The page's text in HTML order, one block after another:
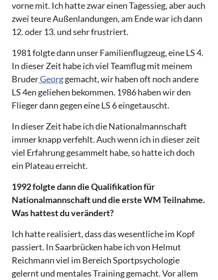
vorne mit. Ich hatte zwar einen Tagessieg, aber auch
zwei teure Außenlandungen, am Ende war ich dann
12. oder 13. und sehr frustriert.
1981 folgte dann unser Familienflugzeug, eine LS 4.
In dieser Zeit habe ich viel Teamflug mit meinem
BruderGeorggemacht, wir haben oft noch andere
LS 4en geliehen bekommen. 1986 haben wir den
Flieger dann gegen eine LS 6 eingetauscht.
In dieser Zeit habe ich die Nationalmannschaft
immer knapp verfehlt. Auch wenn ich in dieser zeit
viel Erfahrung gesammelt habe, so hatte ich doch
ein Plateau erreicht.
1992 folgte dann die Qualifikation für
Nationalmannschaft und die erste WM Teilnahme.
Was hattest du verändert?
Ich hatte realisiert, dass das wesentliche im Kopf
passiert. In Saarbrücken habe ich von Helmut
Reichmann viel im Bereich Sportpsychologie
gelernt und mentales Training gemacht. Vor allem